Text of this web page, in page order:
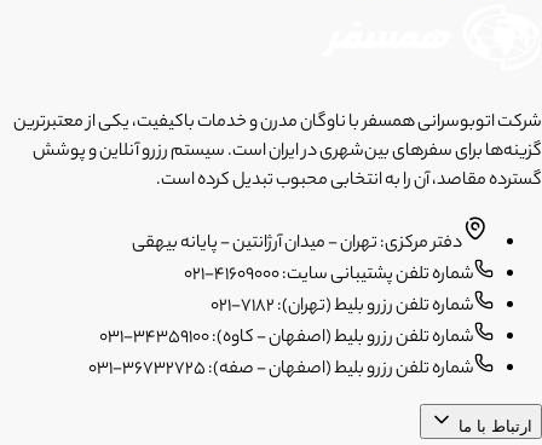
شرکت اتوبوسرانی همسفر با ناوگان مدرن و خدمات باکیفیت، یکی از معتبرترین
گزینه‌ها برای سفرهای بین‌شهری در ایران است. سیستم رزرو آنلاین و پوشش
گسترده مقاصد، آن را به انتخابی محبوب تبدیل کرده است.
دفتر مرکزی: تهران - میدان آرژانتین - پایانه بیهقی
شماره تلفن پشتیبانی سایت: 41609000-021
شماره تلفن رزرو بلیط (تهران): 7182-021
شماره تلفن رزرو بلیط (اصفهان - کاوه): 34359100-031
شماره تلفن رزرو بلیط (اصفهان - صفه): 36732725-031
ارتباط با ما